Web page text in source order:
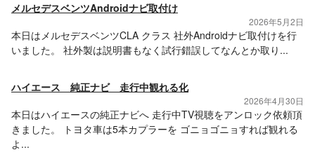
メルセデスベンツAndroidナビ取付け
2026年5月2日
本日はメルセデスベンツCLA クラス 社外Androidナビ取付けを行
いました。 社外製は説明書もなく試行錯誤してなんとか取り...
ハイエース 純正ナビ 走行中観れる化
2026年4月30日
本日はハイエースの純正ナビへ 走行中TV視聴をアンロック依頼頂
きました。 トヨタ車は5本カプラーを ゴニョゴニョすれば観れる
よ...